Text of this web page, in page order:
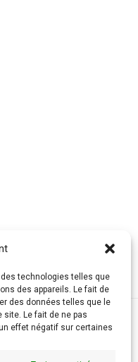
technologies telles que
des appareils. Le fait de
des données telles que le
Le fait de ne pas
effet négatif sur certaines